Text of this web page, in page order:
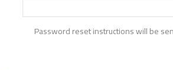
Password reset instructions will be